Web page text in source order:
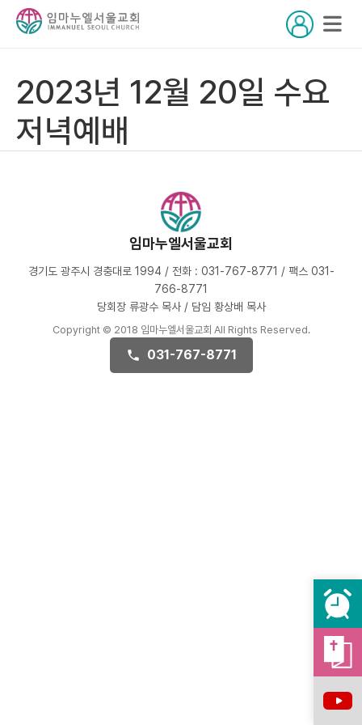
2023년 12월 20일 수요
저녁예배
임마누엘서울교회
경기도 광주시 경충대로 1994 / 전화 : 031-767-8771 / 팩스 031-
766-8771
당회장 류광수 목사 / 담임 황상배 목사
Copyright © 2018 임마누엘서울교회 All Rights Reserved.
031-767-8771